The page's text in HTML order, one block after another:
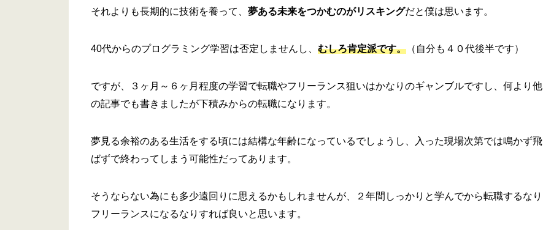
それよりも長期的に技術を養って、 夢ある未来をつかむのがリスキングだと僕は思います。
40代からのプログラミング学習は否定しませんし、 むしろ肯定派です。 （自分も４０代後半です）
ですが、３ヶ月～６ヶ月程度の学習で転職やフリーランス狙いはかなりのギャンブルですし、何より他
の記事でも書きましたが下積みからの転職になります。
夢見る余裕のある生活をする頃には結構な年齢になっているでしょうし、入った現場次第では鳴かず飛
ばずで終わってしまう可能性だってあります。
そうならない為にも多少遠回りに思えるかもしれませんが、２年間しっかりと学んでから転職するなり
フリーランスになるなりすれば良いと思います。